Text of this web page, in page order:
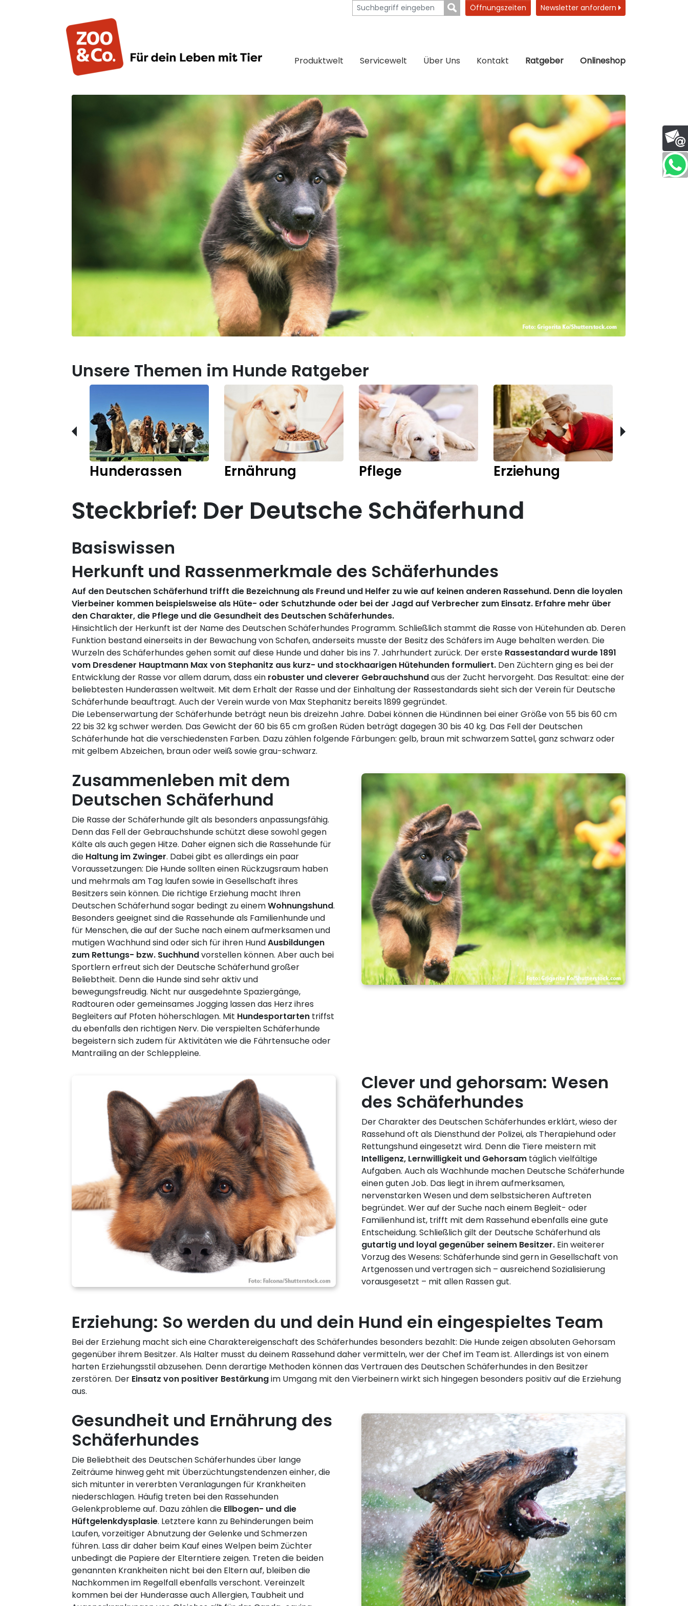
Öffnungszeiten Newsletter anfordern
Produktwelt Servicewelt Über Uns Kontakt Ratgeber Onlineshop
Unsere Themen im Hunde Ratgeber
Hunderassen Ernährung Pflege Erziehung
Steckbrief: Der Deutsche Schäferhund
Basiswissen
Herkunft und Rassenmerkmale des Schäferhundes
Auf den Deutschen Schäferhund trifft die Bezeichnung als Freund und Helfer zu wie auf keinen anderen Rassehund. Denn die loyalen
Vierbeiner kommen beispielsweise als Hüte- oder Schutzhunde oder bei der Jagd auf Verbrecher zum Einsatz. Erfahre mehr über
den Charakter, die Pflege und die Gesundheit des Deutschen Schäferhundes.
Hinsichtlich der Herkunft ist der Name des Deutschen Schäferhundes Programm. Schließlich stammt die Rasse von Hütehunden ab. Deren
Funktion bestand einerseits in der Bewachung von Schafen, anderseits musste der Besitz des Schäfers im Auge behalten werden. Die
Wurzeln des Schäferhundes gehen somit auf diese Hunde und daher bis ins 7. Jahrhundert zurück. Der erste Rassestandard wurde 1891
vom Dresdener Hauptmann Max von Stephanitz aus kurz- und stockhaarigen Hütehunden formuliert. Den Züchtern ging es bei der
Entwicklung der Rasse vor allem darum, dass ein robuster und cleverer Gebrauchshundaus der Zucht hervorgeht. Das Resultat: eine der
beliebtesten Hunderassen weltweit. Mit dem Erhalt der Rasse und der Einhaltung der Rassestandards sieht sich der Verein für Deutsche
Schäferhunde beauftragt. Auch der Verein wurde von Max Stephanitz bereits 1899 gegründet.
Die Lebenserwartung der Schäferhunde beträgt neun bis dreizehn Jahre. Dabei können die Hündinnen bei einer Größe von 55 bis 60 cm
22 bis 32 kg schwer werden. Das Gewicht der 60 bis 65 cm großen Rüden beträgt dagegen 30 bis 40 kg. Das Fell der Deutschen
Schäferhunde hat die verschiedensten Farben. Dazu zählen folgende Färbungen: gelb, braun mit schwarzem Sattel, ganz schwarz oder
mit gelbem Abzeichen, braun oder weiß sowie grau-schwarz.
Zusammenleben mit dem
Deutschen Schäferhund
Die Rasse der Schäferhunde gilt als besonders anpassungsfähig.
Denn das Fell der Gebrauchshunde schützt diese sowohl gegen
Kälte als auch gegen Hitze. Daher eignen sich die Rassehunde für
die Haltung im Zwinger. Dabei gibt es allerdings ein paar
Voraussetzungen: Die Hunde sollten einen Rückzugsraum haben
und mehrmals am Tag laufen sowie in Gesellschaft ihres
Besitzers sein können. Die richtige Erziehung macht Ihren
Deutschen Schäferhund sogar bedingt zu einemWohnungshund.
Besonders geeignet sind die Rassehunde als Familienhunde und
für Menschen, die auf der Suche nach einem aufmerksamen und
mutigen Wachhund sind oder sich für ihren HundAusbildungen
zum Rettungs- bzw. Suchhundvorstellen können. Aber auch bei
Sportlern erfreut sich der Deutsche Schäferhund großer
Beliebtheit. Denn die Hunde sind sehr aktiv und
bewegungsfreudig. Nicht nur ausgedehnte Spaziergänge,
Radtouren oder gemeinsames Jogging lassen das Herz ihres
Begleiters auf Pfoten höherschlagen. Mit Hundesportarten triffst
du ebenfalls den richtigen Nerv. Die verspielten Schäferhunde
begeistern sich zudem für Aktivitäten wie die Fährtensuche oder
Mantrailing an der Schleppleine.
Clever und gehorsam: Wesen
des Schäferhundes
Der Charakter des Deutschen Schäferhundes erklärt, wieso der
Rassehund oft als Diensthund der Polizei, als Therapiehund oder
Rettungshund eingesetzt wird. Denn die Tiere meistern mit
Intelligenz, Lernwilligkeit und Gehorsam täglich vielfältige
Aufgaben. Auch als Wachhunde machen Deutsche Schäferhunde
einen guten Job. Das liegt in ihrem aufmerksamen,
nervenstarken Wesen und dem selbstsicheren Auftreten
begründet. Wer auf der Suche nach einem Begleit- oder
Familienhund ist, trifft mit dem Rassehund ebenfalls eine gute
Entscheidung. Schließlich gilt der Deutsche Schäferhund als
gutartig und loyal gegenüber seinem Besitzer. Ein weiterer
Vorzug des Wesens: Schäferhunde sind gern in Gesellschaft von
Artgenossen und vertragen sich – ausreichend Sozialisierung
vorausgesetzt – mit allen Rassen gut.
Erziehung: So werden du und dein Hund ein eingespieltes Team
Bei der Erziehung macht sich eine Charaktereigenschaft des Schäferhundes besonders bezahlt: Die Hunde zeigen absoluten Gehorsam
gegenüber ihrem Besitzer. Als Halter musst du deinem Rassehund daher vermitteln, wer der Chef im Team ist. Allerdings ist von einem
harten Erziehungsstil abzusehen. Denn derartige Methoden können das Vertrauen des Deutschen Schäferhundes in den Besitzer
zerstören. Der Einsatz von positiver Bestärkungim Umgang mit den Vierbeinern wirkt sich hingegen besonders positiv auf die Erziehung
aus.
Gesundheit und Ernährung des
Schäferhundes
Die Beliebtheit des Deutschen Schäferhundes über lange
Zeiträume hinweg geht mit Überzüchtungstendenzen einher, die
sich mitunter in vererbten Veranlagungen für Krankheiten
niederschlagen. Häufig treten bei den Rassehunden
Gelenkprobleme auf. Dazu zählen die Ellbogen- und die
Hüftgelenkdysplasie. Letztere kann zu Behinderungen beim
Laufen, vorzeitiger Abnutzung der Gelenke und Schmerzen
führen. Lass dir daher beim Kauf eines Welpen beim Züchter
unbedingt die Papiere der Elterntiere zeigen. Treten die beiden
genannten Krankheiten nicht bei den Eltern auf, bleiben die
Nachkommen im Regelfall ebenfalls verschont. Vereinzelt
kommen bei der Hunderasse auch Allergien, Taubheit und